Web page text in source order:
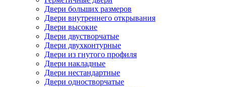
Двери больших размеров
Двери внутреннего открывания
Двери высокие
Двери двустворчатые
Двери двухконтурные
Двери из гнутого профиля
Двери накладные
Двери нестандартные
Двери одностворчатые